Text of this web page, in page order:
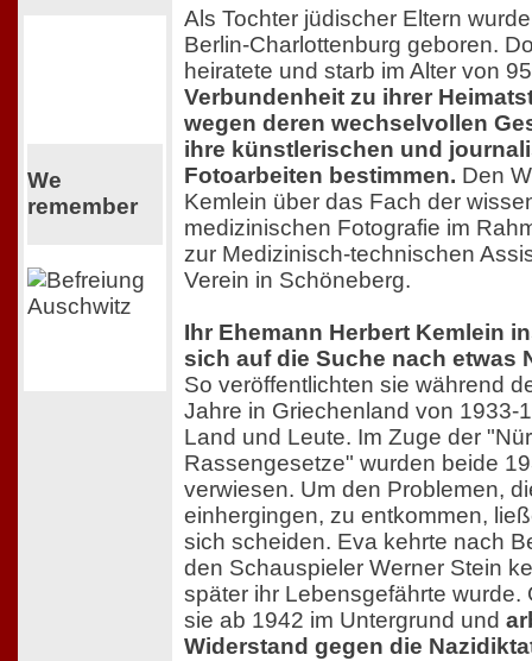
We
remember
Als Tochter jüdischer Eltern
Berlin-Charlottenburg geboren.
heiratete und starb im Alter von
Verbundenheit zu ihrer
wegen deren wechselvollen
ihre künstlerischen und
Fotoarbeiten bestimmen. Den
Kemlein über das Fach der
medizinischen Fotografie im
zur Medizinisch-technischen
Verein in Schöneberg.
Ihr Ehemann Herbert Kemlein
sich auf die Suche nach etwas
So veröffentlichten sie während
Jahre in Griechenland von 1933-
Land und Leute. Im Zuge der
Rassengesetze" wurden beide
verwiesen. Um den Problemen,
einhergingen, zu entkommen,
sich scheiden. Eva kehrte nach
den Schauspieler Werner Stein
später ihr Lebensgefährte wurde.
sie ab 1942 im Untergrund und
Widerstand gegen die